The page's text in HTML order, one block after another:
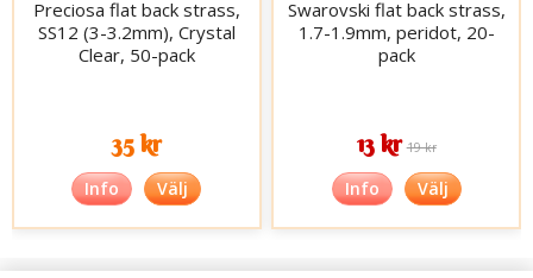
Preciosa flat back strass,
SS12 (3-3.2mm), Crystal
Clear, 50-pack
35 kr
Info Välj
Swarovski flat back strass,
1.7-1.9mm, peridot, 20-
pack
13 kr 19 kr
Info Välj